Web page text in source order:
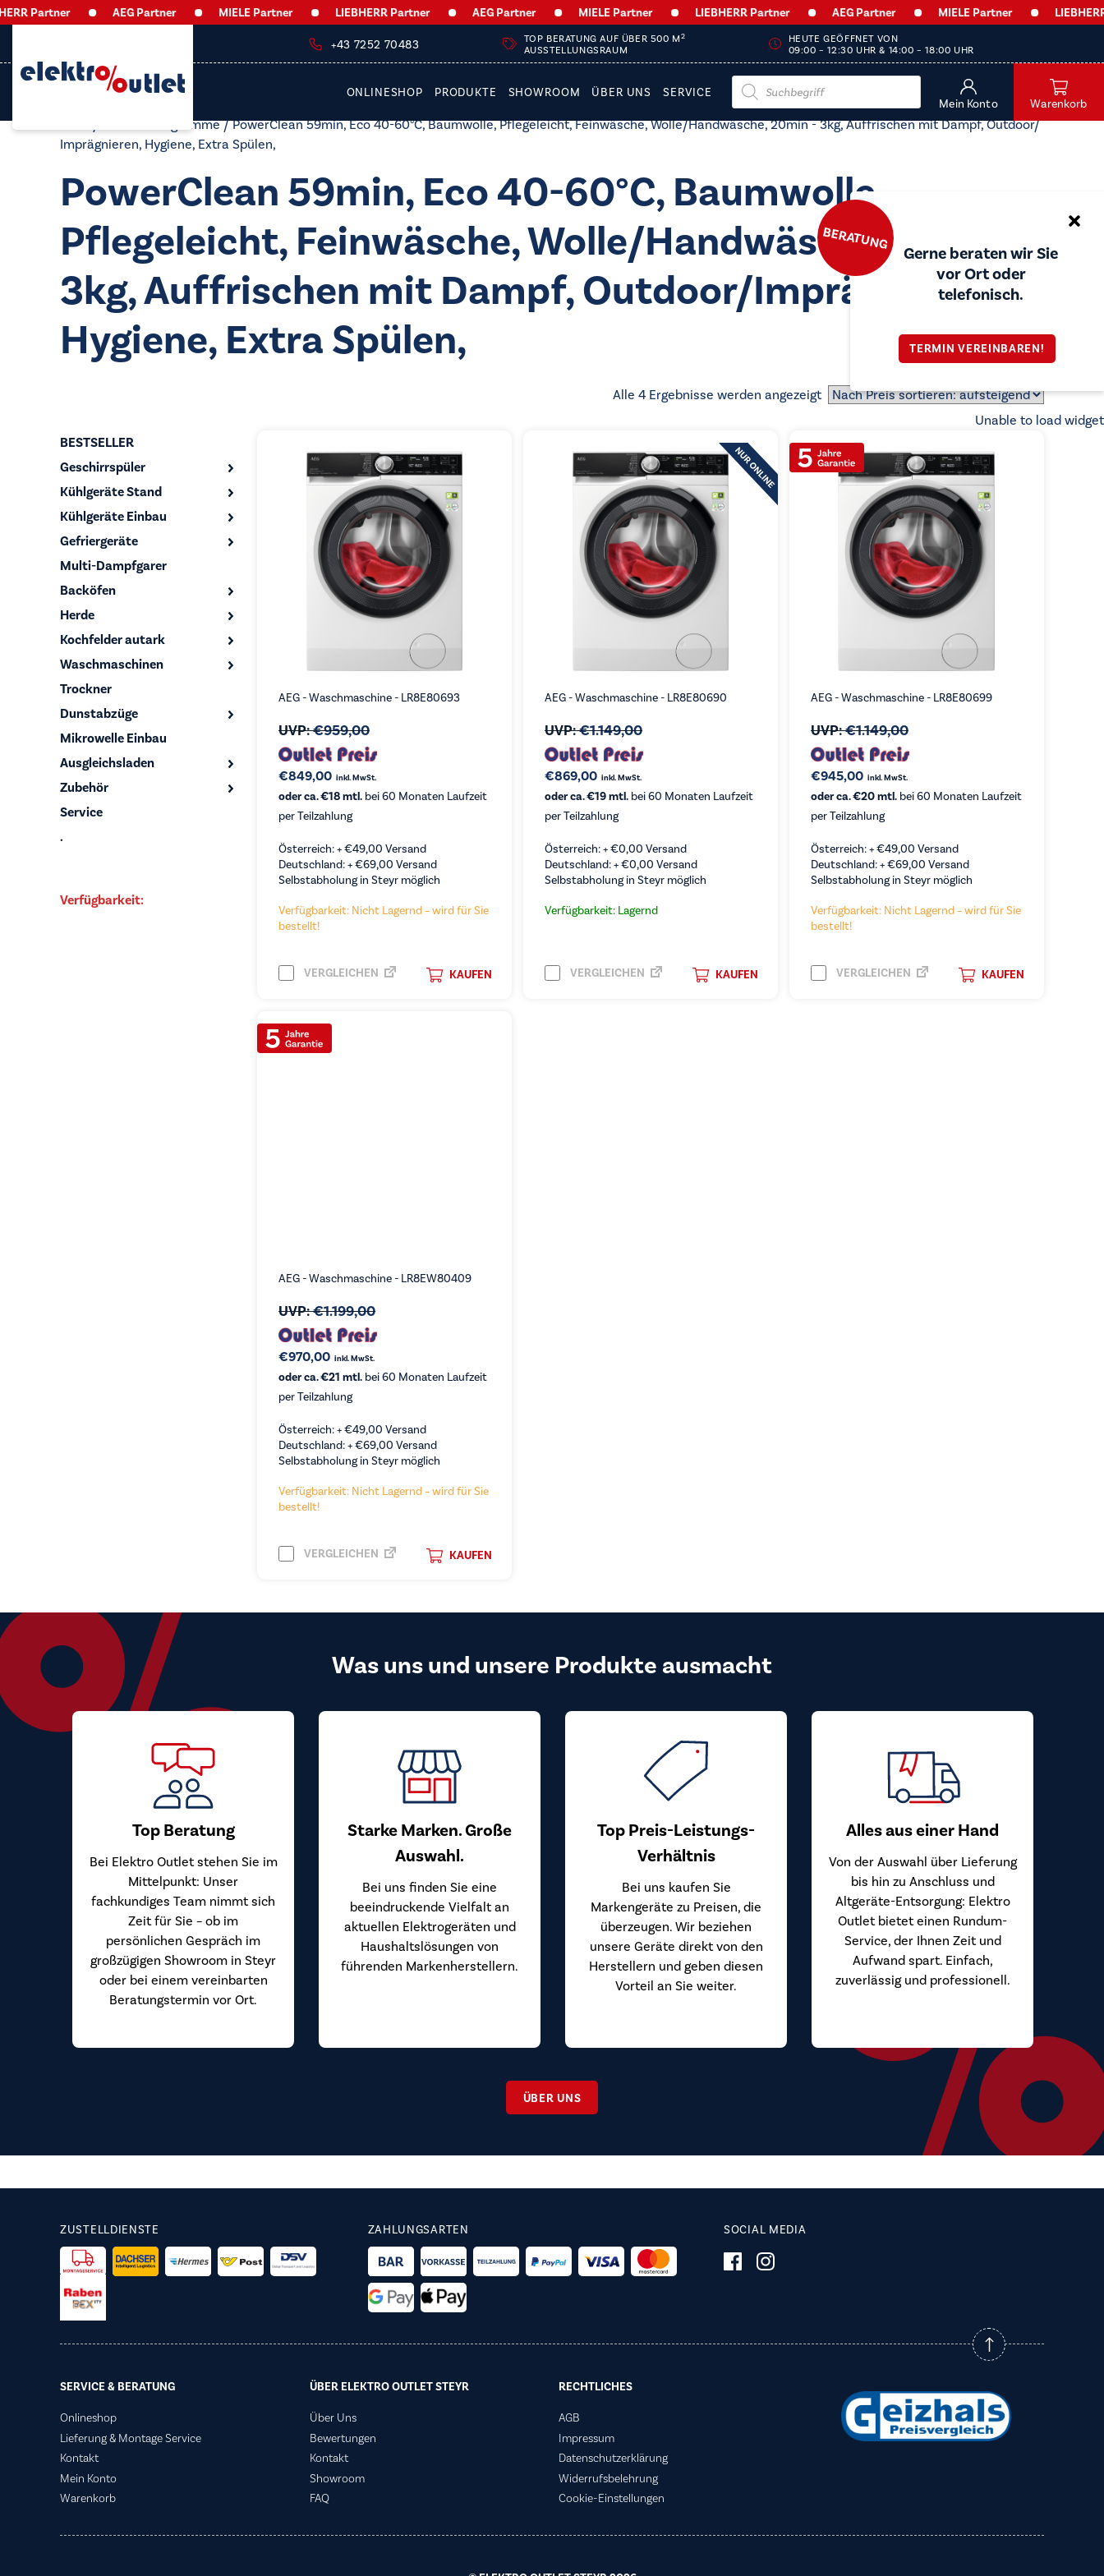
Partner AEG Partner MIELE Partner LIEBHERR Partner AEG Partner MIELE Partner LIEBHERR Partner AEG Partner MIELE Partner LIEBHERR
+43 7252 70483 TOP BERATUNG AUF ÜBER 500 M 2
AUSSTELLUNGSRAUM
HEUTE GEÖFFNET VON
09:00 – 12:30 UHR & 14:00 – 18:00 UHR
ONLINESHOP PRODUKTE SHOWROOM ÜBER UNS SERVICE
Products
search
Mein Konto Warenkorb
BERATUNG
Gerne beraten wir Sie
vor Ort oder
telefonisch.
TERMIN VEREINBAREN!
/ Produkt Programme / PowerClean 59min, Eco 40-60°C, Baumwolle, Pflegeleicht, Feinwäsche, Wolle/​Handwäsche, 20min - 3kg, Auffrischen mit Dampf, Outdoor/​
Imprägnieren, Hygiene, Extra Spülen,
PowerClean 59min, Eco 40-60°C, Baumwolle,
Pflegeleicht, Feinwäsche, Wolle/​Handwäsche, 20min -
3kg, Auffrischen mit Dampf, Outdoor/​Imprägnieren,
Hygiene, Extra Spülen,
Alle 4 Ergebnisse werden angezeigtNach
aufsteigend
BESTSELLER
Geschirrspüler
Kühlgeräte Stand
Kühlgeräte Einbau
Gefriergeräte
Multi-Dampfgarer
Backöfen
Herde
Kochfelder autark
Waschmaschinen
Trockner
Dunstabzüge
Mikrowelle Einbau
Ausgleichsladen
Zubehör
Service
.
Verfügbarkeit:
AEG - Waschmaschine - LR8E80693
UVP:€959,00
€849,00 inkl. MwSt.
oder ca. €18 mtl. bei 60 Monaten Laufzeit
per Teilzahlung
Österreich: +€49,00 Versand
Deutschland: +€69,00 Versand
Selbstabholung in Steyr möglich
Verfügbarkeit: Nicht Lagernd – wird für Sie
bestellt!
KAUFEN
VERGLEICHEN
AEG - Waschmaschine - LR8E80690
UVP:€1.149,00
€869,00 inkl. MwSt.
oder ca. €19 mtl.bei 60 Monaten Laufzeit
per Teilzahlung
Österreich: +€0,00 Versand
Deutschland: +€0,00 Versand
Selbstabholung in Steyr möglich
Verfügbarkeit: Lagernd
KAUFEN
VERGLEICHEN
AEG - Waschmaschine - LR8E80699
UVP:€1.149,00
€945,00 inkl. MwSt.
oder ca. €20 mtl.bei 60 Monaten Laufzeit
per Teilzahlung
Österreich: +€49,00 Versand
Deutschland: +€69,00 Versand
Selbstabholung in Steyr möglich
Verfügbarkeit: Nicht Lagernd – wird für Sie
bestellt!
KAUFEN
VERGLEICHEN
AEG - Waschmaschine - LR8EW80409
UVP:€1.199,00
€970,00 inkl. MwSt.
oder ca. €21 mtl. bei 60 Monaten Laufzeit
per Teilzahlung
Österreich: +€49,00 Versand
Deutschland: +€69,00 Versand
Selbstabholung in Steyr möglich
Verfügbarkeit: Nicht Lagernd – wird für Sie
bestellt!
KAUFEN
VERGLEICHEN
Was uns und unsere Produkte ausmacht
Top Beratung
Bei Elektro Outlet stehen Sie im
Mittelpunkt: Unser
fachkundiges Team nimmt sich
Zeit für Sie – ob im
persönlichen Gespräch im
großzügigen Showroom in Steyr
oder bei einem vereinbarten
Beratungstermin vor Ort.
Starke Marken. Große
Auswahl.
Bei uns finden Sie eine
beeindruckende Vielfalt an
aktuellen Elektrogeräten und
Haushaltslösungen von
führenden Markenherstellern.
Top Preis-Leistungs-
Verhältnis
Bei uns kaufen Sie
Markengeräte zu Preisen, die
überzeugen. Wir beziehen
unsere Geräte direkt von den
Herstellern und geben diesen
Vorteil an Sie weiter.
Alles aus einer Hand
Von der Auswahl über Lieferung
bis hin zu Anschluss und
Altgeräte-Entsorgung: Elektro
Outlet bietet einen Rundum-
Service, der Ihnen Zeit und
Aufwand spart. Einfach,
zuverlässig und professionell.
ÜBER UNS
ZUSTELLDIENSTE ZAHLUNGSARTEN SOCIAL MEDIA
SERVICE & BERATUNG
Onlineshop
Lieferung & Montage Service
Kontakt
Mein Konto
Warenkorb
ÜBER ELEKTRO OUTLET STEYR
Über Uns
Bewertungen
Kontakt
Showroom
FAQ
RECHTLICHES
AGB
Impressum
Datenschutzerklärung
Widerrufsbelehrung
Cookie-Einstellungen
Unable to load widget